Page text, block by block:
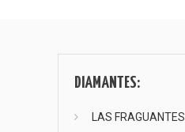
entradas
DIAMANTES:
LAS FRAGUANTES